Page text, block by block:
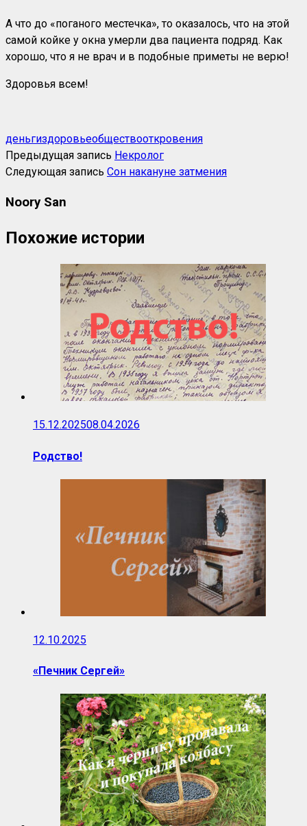
А что до «поганого местечка», то оказалось, что на этой
самой койке у окна умерли два пациента подряд. Как
хорошо, что я не врач и в подобные приметы не верю!
Здоровья всем!
деньгиздоровьеобществооткровения
Предыдущая запись Некролог
Следующая запись Сон накануне затмения
Noory San
Похожие истории
15.12.202508.04.2026
Родство!
12.10.2025
«Печник Сергей»